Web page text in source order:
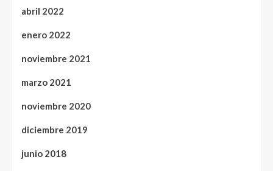
abril 2022
enero 2022
noviembre 2021
marzo 2021
noviembre 2020
diciembre 2019
junio 2018